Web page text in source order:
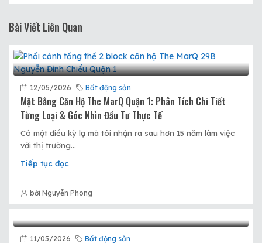
Bài Viết Liên Quan
12/05/2026 Bất động sản
Mặt Bằng Căn Hộ The MarQ Quận 1: Phân Tích Chi Tiết
Từng Loại & Góc Nhìn Đầu Tư Thực Tế
Có một điều kỳ lạ mà tôi nhận ra sau hơn 15 năm làm việc
với thị trường...
Tiếp tục đọc
bởi Nguyễn Phong
11/05/2026 Bất động sản